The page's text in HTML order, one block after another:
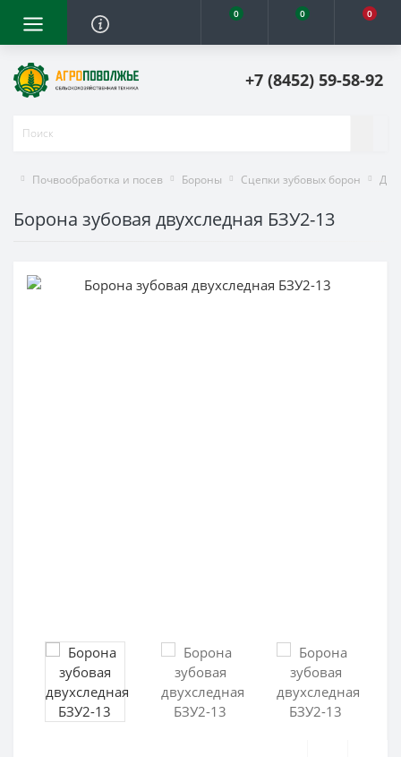
0 0 0
+7 (8452) 59-58-92
Почвообработка и посев Бороны Сцепки зубовых борон
Борона зубовая двухследная БЗУ2-13